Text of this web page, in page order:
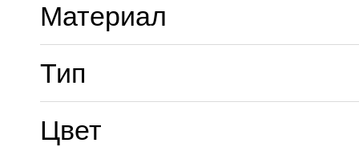
Материал
Тип
Цвет